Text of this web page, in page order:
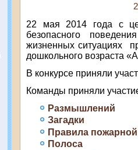
22 мая 2014 года с
безопасного
жизненных ситуациях
дошкольного возраста
В конкурсе приняли
Команды приняли
Размышлений
Загадки
Правила
Полоса